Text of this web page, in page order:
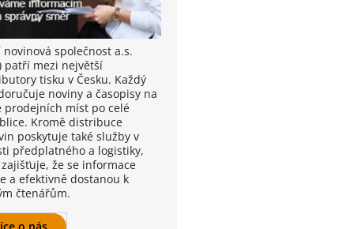
novinová společnost a.s.
patří mezi největší
tisku v Česku. Každý
noviny a časopisy na
prodejních míst po celé
Kromě distribuce
poskytuje také služby v
předplatného a logistiky,
že se informace
a efektivně dostanou k
čtenářům.